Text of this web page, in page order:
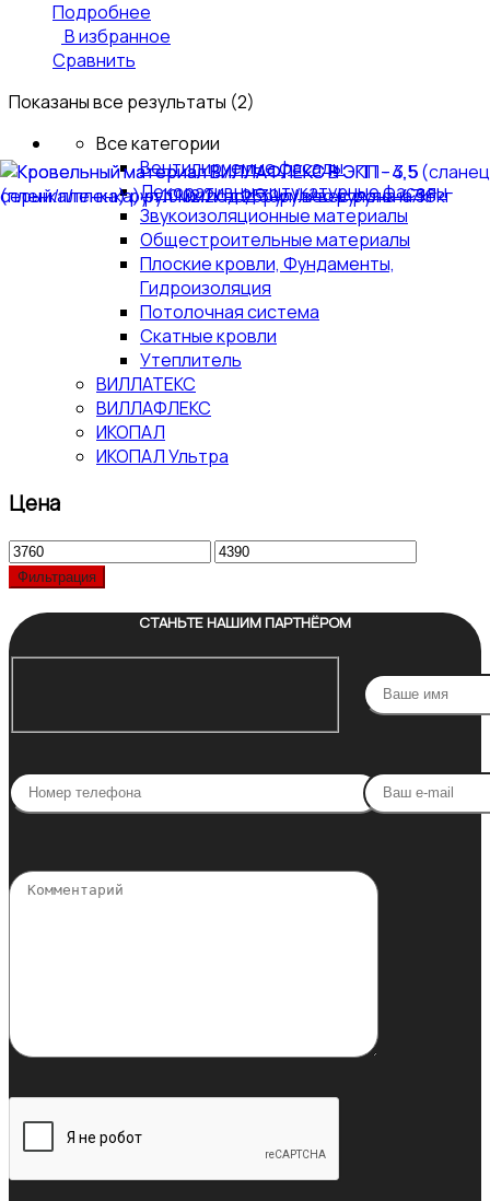
Подробнее
В избранное
Сравнить
Показаны все результаты (2)
Все категории
Вентилируемые фасады
Декоративные штукатурные фасады
Звукоизоляционные материалы
Общестроительные материалы
Плоские кровли, Фундаменты,
Гидроизоляция
Потолочная система
Скатные кровли
Утеплитель
ВИЛЛАТЕКС
ВИЛЛАФЛЕКС
ИКОПАЛ
ИКОПАЛ Ультра
Цена
Минимальная
цена
Максимальная
Фильтрация
СТАНЬТЕ НАШИМ ПАРТНЁРОМ